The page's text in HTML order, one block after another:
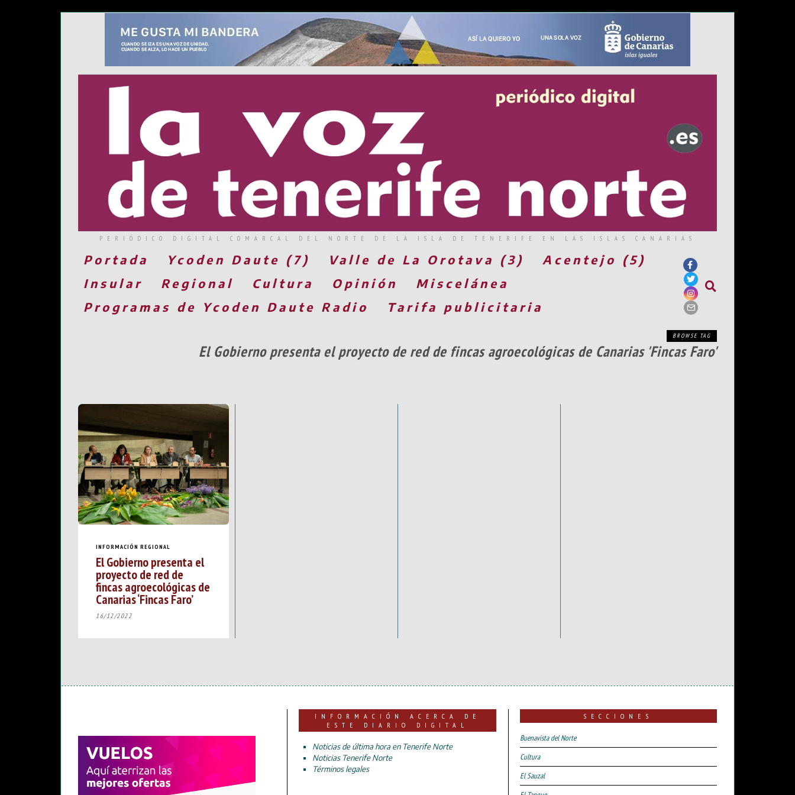
PERIÓDICO DIGITAL COMARCAL DEL NORTE DE LA ISLA DE TENERIFE EN LAS ISLAS CANARIAS
Portada Ycoden Daute (7) Valle de La Orotava (3)
Acentejo (5)
Insular
Regional Cultura Opinión
Miscelánea
Programas de Ycoden Daute Radio
Tarifa publicitaria
BROWSE TAG
El Gobierno presenta el proyecto de red de fincas agroecológicas de Canarias 'Fincas Faro'
INFORMACIÓN REGIONAL
El Gobierno presenta el
proyecto de red de
fincas agroecológicas de
Canarias ‘Fincas Faro’
16/12/2022
INFORMACIÓN ACERCA DE
ESTE DIARIO DIGITAL
Noticias de última hora en Tenerife Norte
Noticias Tenerife Norte
Términos legales
SECCIONES
Buenavista del Norte
Cultura
El Sauzal